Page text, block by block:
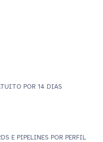
POR 14 DIAS
E PIPELINES POR PERFIL